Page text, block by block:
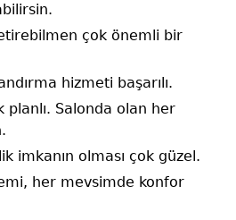
çok önemli bir
hizmeti başarılı.
planlı. Salonda olan her
imkanın olması çok güzel.
her mevsimde konfor